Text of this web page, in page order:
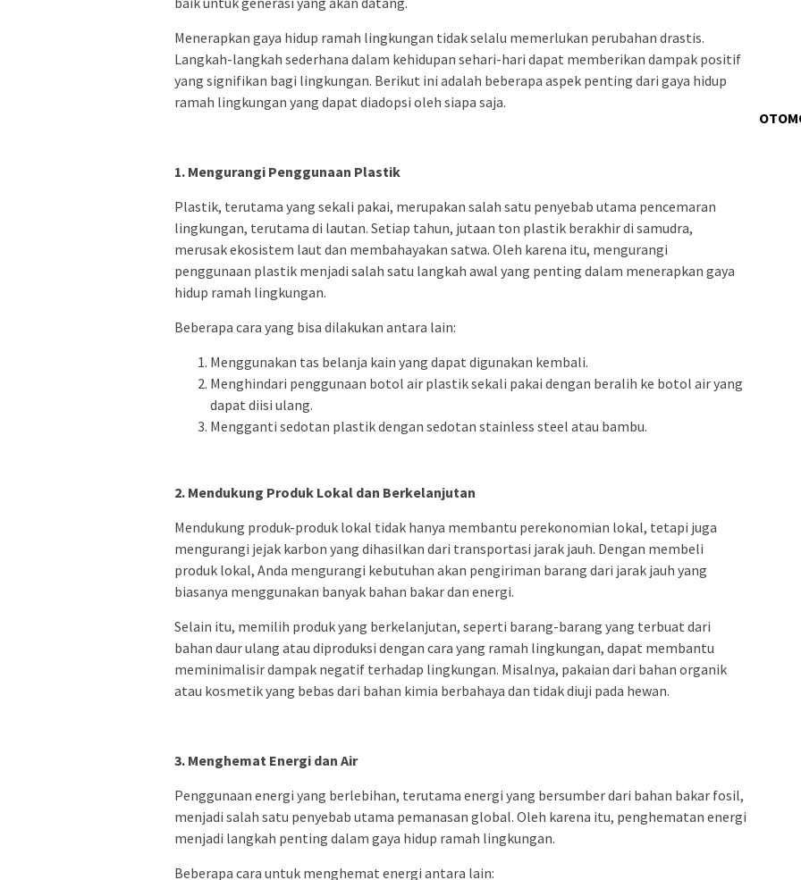
Menerapkan gaya hidup ramah lingkungan tidak selalu memerlukan perubahan drastis.
Langkah-langkah sederhana dalam kehidupan sehari-hari dapat memberikan dampak positif
yang signifikan bagi lingkungan. Berikut ini adalah beberapa aspek penting dari gaya hidup
ramah lingkungan yang dapat diadopsi oleh siapa saja.
1. Mengurangi Penggunaan Plastik
Plastik, terutama yang sekali pakai, merupakan salah satu penyebab utama pencemaran
lingkungan, terutama di lautan. Setiap tahun, jutaan ton plastik berakhir di samudra,
merusak ekosistem laut dan membahayakan satwa. Oleh karena itu, mengurangi
penggunaan plastik menjadi salah satu langkah awal yang penting dalam menerapkan gaya
hidup ramah lingkungan.
Beberapa cara yang bisa dilakukan antara lain:
Menggunakan tas belanja kain yang dapat digunakan kembali.
Menghindari penggunaan botol air plastik sekali pakai dengan beralih ke botol air yang
dapat diisi ulang.
Mengganti sedotan plastik dengan sedotan stainless steel atau bambu.
2. Mendukung Produk Lokal dan Berkelanjutan
Mendukung produk-produk lokal tidak hanya membantu perekonomian lokal, tetapi juga
mengurangi jejak karbon yang dihasilkan dari transportasi jarak jauh. Dengan membeli
produk lokal, Anda mengurangi kebutuhan akan pengiriman barang dari jarak jauh yang
biasanya menggunakan banyak bahan bakar dan energi.
Selain itu, memilih produk yang berkelanjutan, seperti barang-barang yang terbuat dari
bahan daur ulang atau diproduksi dengan cara yang ramah lingkungan, dapat membantu
meminimalisir dampak negatif terhadap lingkungan. Misalnya, pakaian dari bahan organik
atau kosmetik yang bebas dari bahan kimia berbahaya dan tidak diuji pada hewan.
3. Menghemat Energi dan Air
Penggunaan energi yang berlebihan, terutama energi yang bersumber dari bahan bakar fosil,
menjadi salah satu penyebab utama pemanasan global. Oleh karena itu, penghematan energi
menjadi langkah penting dalam gaya hidup ramah lingkungan.
Beberapa cara untuk menghemat energi antara lain: